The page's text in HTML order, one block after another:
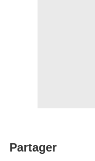
Partager